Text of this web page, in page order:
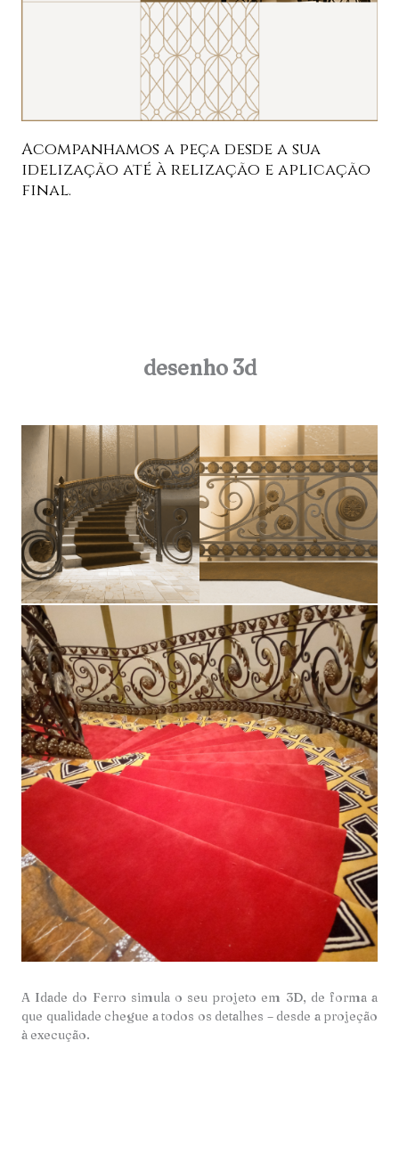
Acompanhamos a peça desde a sua
idelização até à relização e aplicação
final.
A Idade do Ferro simula o seu projeto em 3D, de forma a
que qualidade chegue a todos os detalhes – desde a projeção
à execução.
desenho 3d